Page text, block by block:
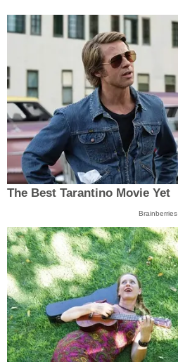
The Best Tarantino Movie Yet
Brainberries